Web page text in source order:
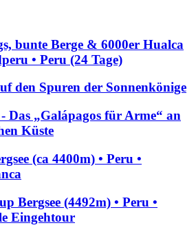
bunte Berge & 6000er Hualca
• Peru (24 Tage)
den Spuren der Sonnenkönige
Das „Galápagos für Arme“ an
Küste
(ca 4400m) • Peru •
Bergsee (4492m) • Peru •
Eingehtour